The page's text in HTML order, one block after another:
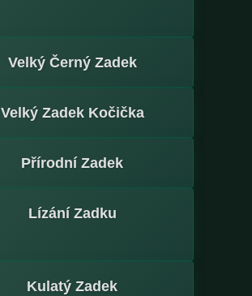
Velký Černý Zadek
Velký Zadek Kočička
Přírodní Zadek
Lízání Zadku
Kulatý Zadek